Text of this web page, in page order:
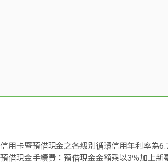
信用卡暨預借現金之各級別循環信用年利率為
預借現金手續費：預借現金金額乘以3％加上新